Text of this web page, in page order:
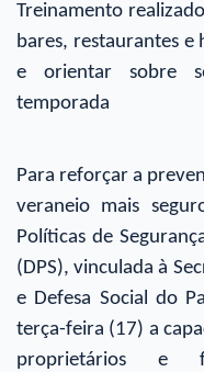
Treinamento
bares, restaurantes e
e orientar sobre
temporada
Para reforçar a
veraneio mais
Políticas de
(DPS), vinculada à
e Defesa Social do
terça-feira (17) a
proprietários e